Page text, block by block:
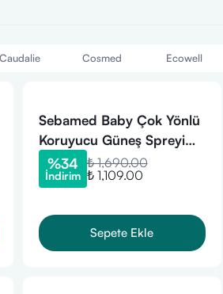
Caudalie Cosmed Ecowell
Sebamed Baby Çok Yönlü
Koruyucu Güneş Spreyi
SPF50 200 ml
%34
İndirim
₺ 1,690.00
₺ 1,109.00
Sepete Ekle